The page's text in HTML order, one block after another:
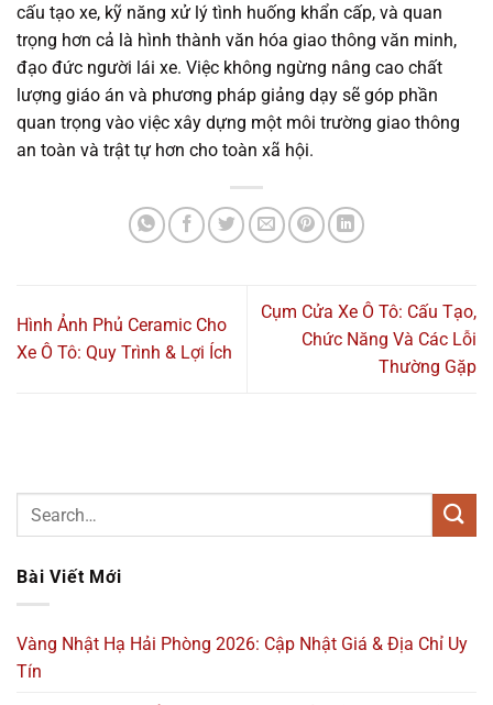
cấu tạo xe, kỹ năng xử lý tình huống khẩn cấp, và quan
trọng hơn cả là hình thành văn hóa giao thông văn minh,
đạo đức người lái xe. Việc không ngừng nâng cao chất
lượng giáo án và phương pháp giảng dạy sẽ góp phần
quan trọng vào việc xây dựng một môi trường giao thông
an toàn và trật tự hơn cho toàn xã hội.
Hình Ảnh Phủ Ceramic Cho
Xe Ô Tô: Quy Trình & Lợi Ích
Cụm Cửa Xe Ô Tô: Cấu Tạo,
Chức Năng Và Các Lỗi
Thường Gặp
Bài Viết Mới
Vàng Nhật Hạ Hải Phòng 2026: Cập Nhật Giá & Địa Chỉ Uy
Tín